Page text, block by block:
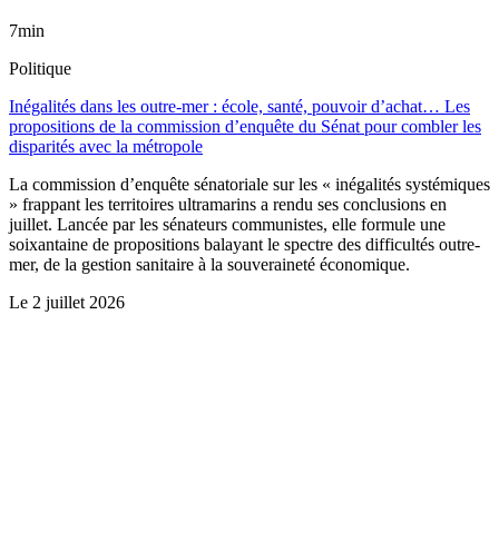
7min
Politique
Inégalités dans les outre-mer : école, santé, pouvoir d’achat… Les
propositions de la commission d’enquête du Sénat pour combler les
disparités avec la métropole
La commission d’enquête sénatoriale sur les « inégalités systémiques
» frappant les territoires ultramarins a rendu ses conclusions en
juillet. Lancée par les sénateurs communistes, elle formule une
soixantaine de propositions balayant le spectre des difficultés outre-
mer, de la gestion sanitaire à la souveraineté économique.
Le 2 juillet 2026